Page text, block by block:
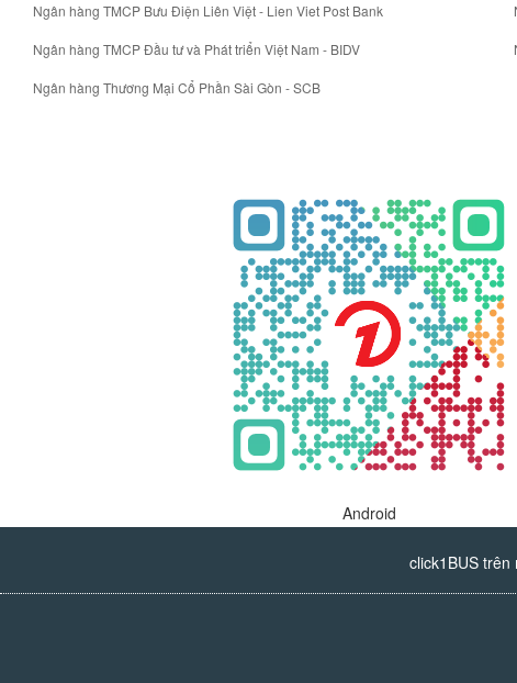
Ngân hàng TMCP Bưu Điện Liên Việt - Lien Viet Post Bank
Ngân hàng TMCP Đầu tư và Phát triển Việt Nam - BIDV
Ngân hàng Thương Mại Cổ Phần Sài Gòn - SCB
Android
click1BUS trên